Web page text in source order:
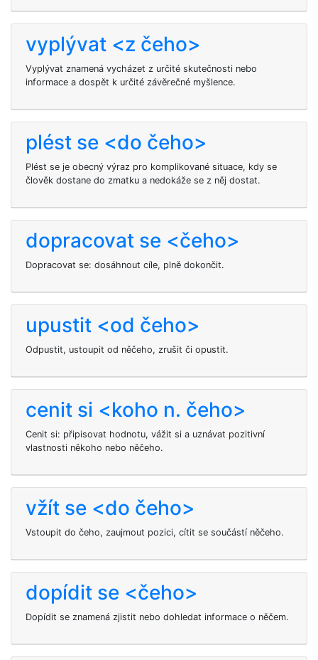
vyplývat <z čeho>
Vyplývat znamená vycházet z určité skutečnosti nebo
informace a dospět k určité závěrečné myšlence.
plést se <do čeho>
Plést se je obecný výraz pro komplikované situace, kdy se
člověk dostane do zmatku a nedokáže se z něj dostat.
dopracovat se <čeho>
Dopracovat se: dosáhnout cíle, plně dokončit.
upustit <od čeho>
Odpustit, ustoupit od něčeho, zrušit či opustit.
cenit si <koho n. čeho>
Cenit si: připisovat hodnotu, vážit si a uznávat pozitivní
vlastnosti někoho nebo něčeho.
vžít se <do čeho>
Vstoupit do čeho, zaujmout pozici, cítit se součástí něčeho.
dopídit se <čeho>
Dopídit se znamená zjistit nebo dohledat informace o něčem.